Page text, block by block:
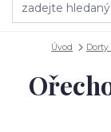
Úvod